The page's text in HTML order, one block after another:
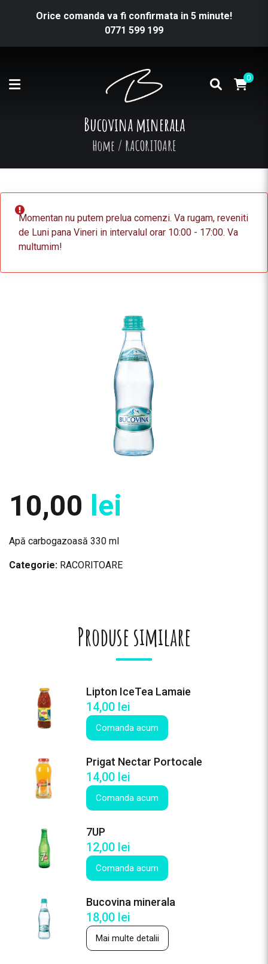
Orice comanda va fi confirmata in 5 minute!
0771 599 199
0
Bucovina minerala
Home / RACORITOARE
Momentan nu putem prelua comenzi. Va rugam, reveniti
de Luni pana Vineri in intervalul orar 10:00 - 17:00. Va
multumim!
10,00 lei
Apă carbogazoasă 330 ml
Categorie: RACORITOARE
Produse similare
Lipton IceTea Lamaie
14,00 lei
Comanda acum
Prigat Nectar Portocale
14,00 lei
Comanda acum
7UP
12,00 lei
Comanda acum
Bucovina minerala
18,00 lei
Mai multe detalii